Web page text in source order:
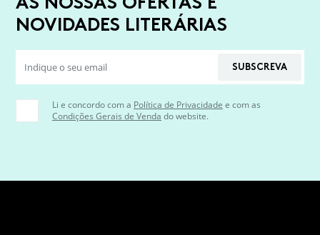
NOVIDADES LITERÁRIAS
SUBSCREVA
Li e concordo com a Política de Privacidade e com as
Condições Gerais de Venda do website.